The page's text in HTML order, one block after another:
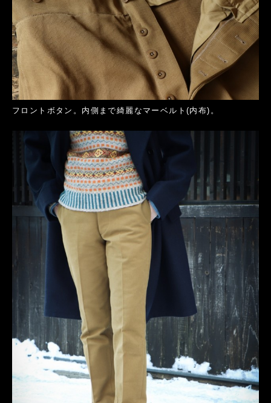
フロントボタン。内側まで綺麗なマーベルト(内布)。